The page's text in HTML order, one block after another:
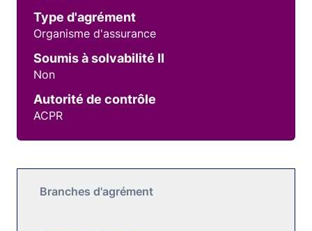
Type d'agrément
Organisme d'assurance
Soumis à solvabilité II
Non
Autorité de contrôle
ACPR
Branches d'agrément